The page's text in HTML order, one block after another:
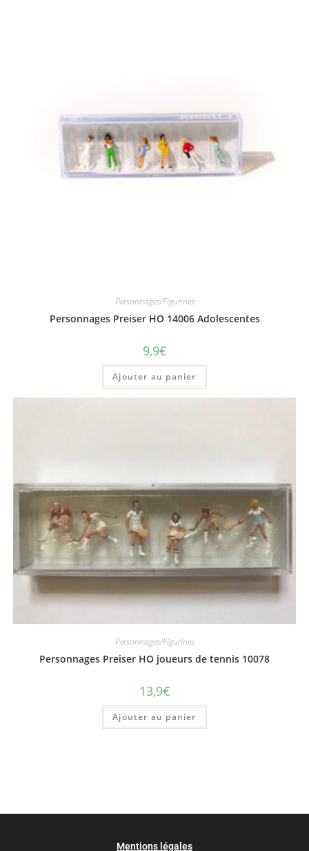
Personnages/Figurines
Personnages Preiser HO 14006 Adolescentes
9,9€
Ajouter au panier
Personnages/Figurines
Personnages Preiser HO joueurs de tennis 10078
13,9€
Ajouter au panier
Mentions légales